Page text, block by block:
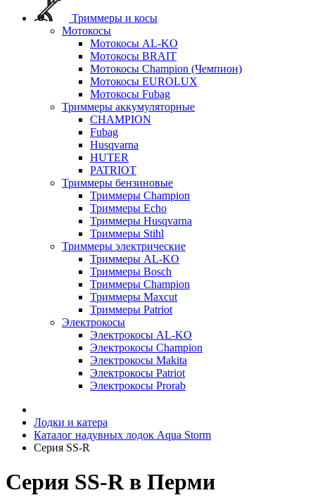
Триммеры и косы
Мотокосы
Мотокосы AL-KO
Мотокосы BRAIT
Мотокосы Champion (Чемпион)
Мотокосы EUROLUX
Мотокосы Fubag
Триммеры аккумуляторные
CHAMPION
Fubag
Husqvarna
HUTER
PATRIOT
Триммеры бензиновые
Триммеры Champion
Триммеры Echo
Триммеры Husqvarna
Триммеры Stihl
Триммеры электрические
Триммеры AL-KO
Триммеры Bosch
Триммеры Champion
Триммеры Maxcut
Триммеры Patriot
Электрокосы
Электрокосы AL-KO
Электрокосы Champion
Электрокосы Makita
Электрокосы Patriot
Электрокосы Prorab
Лодки и катера
Каталог надувных лодок Aqua Storm
Серия SS-R
Серия SS-R в Перми